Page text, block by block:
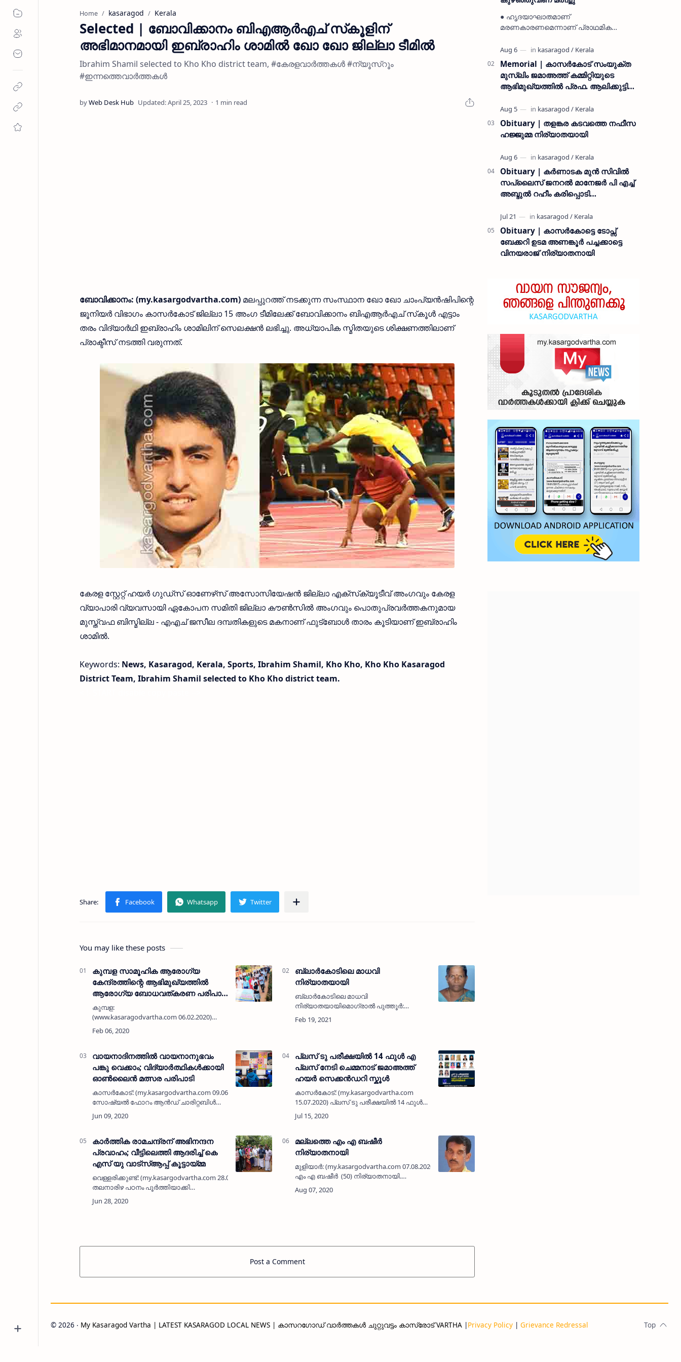
Home kasaragod Kerala
Selected | ബോവിക്കാനം ബിഎആര്‍എച് സ്‌കൂളിന്
അഭിമാനമായി ഇബ്രാഹിം ശാമില്‍ ഖോ ഖോ ജില്ലാ ടീമില്‍
Ibrahim Shamil selected to Kho Kho district team, #കേരളവാർത്തകൾ #ന്യൂസ്റൂം
#ഇന്നത്തെവാർത്തകൾ
1 min read
ബോവിക്കാനം: (my.kasargodvartha.com) മലപ്പുറത്ത് നടക്കുന്ന സംസ്ഥാന ഖോ ഖോ ചാംപ്യന്‍ഷിപിന്റെ
ജൂനിയര്‍ വിഭാഗം കാസര്‍കോട് ജില്ലാ 15 അംഗ ടീമിലേക്ക് ബോവിക്കാനം ബിഎആര്‍എച് സ്‌കൂള്‍ എട്ടാം
തരം വിദ്യാര്‍ഥി ഇബ്രാഹിം ശാമിലിന് സെലക്ഷന്‍ ലഭിച്ചു. അധ്യാപിക സ്മിതയുടെ ശിക്ഷണത്തിലാണ്
പ്രാക്ടീസ് നടത്തി വരുന്നത്.
കേരള സ്റ്റേറ്റ് ഹയര്‍ ഗുഡ്‌സ് ഓണേഴ്‌സ് അസോസിയേഷന്‍ ജില്ലാ എക്‌സ്‌ക്യൂടീവ് അംഗവും കേരള
വ്യാപാരി വ്യവസായി ഏകോപന സമിതി ജില്ലാ കൗണ്‍സില്‍ അംഗവും പൊതുപ്രവര്‍ത്തകനുമായ
മുസ്ത്വഫ ബിസ്മില്ല - എഎച് ജസീല ദമ്പതികളുടെ മകനാണ് ഫുട്‌ബോള്‍ താരം കൂടിയാണ് ഇബ്രാഹിം
ശാമില്‍.
Keywords: News, Kasaragod, Kerala, Sports, Ibrahim Shamil, Kho Kho, Kho Kho Kasaragod
District Team, Ibrahim Shamil selected to Kho Kho district team.
You may like these posts
കുമ്പള സാമൂഹിക ആരോഗ്യ
കേന്ദ്രത്തിന്റെ ആഭിമുഖ്യത്തില്‍
ആരോഗ്യ ബോധവത്കരണ പരിപാടി
സംഘടിപ്പിച്ചു
കുമ്പള:
(www.kasaragodvartha.com 06.02.2020)
കുമ്പള സാമൂഹിക ആരോഗ്യ
കേന്ദ്രത്തിന്റെ ആഭിമുഖ്യത്തില്‍ ജീവിത
പരിപാടിയോടനുബന്ധിച്ചു ആരോഗ്യ
സെമിനാറും, ബോധവത്കരണ …
ബ്ലാര്‍കോടിലെ മാധവി
നിര്യാതയായി
ബ്ലാര്‍കോടിലെ മാധവി
നിര്യാതയായിമൊഗ്രാല്‍ പുത്തൂര്‍:
(www.kasargodvartha.com 19.02.2021)
എരിയാല്‍ ബ്ലാര്‍കോടിലെ സുന്ദരന്റെ
വായനാദിനത്തില്‍ വായനാനുഭവം
പങ്കു വെക്കാം; വിദ്യാര്‍ത്ഥികള്‍ക്കായി
ഓണ്‍ലൈന്‍ മത്സര പരിപാടി
കാസര്‍കോട്: (my.kasargodvartha.com 09.06.2020) കാന്‍ഫെഡ്
സോഷ്യല്‍ ഫോറം ആന്‍ഡ് ചാരിറ്റബിള്‍
ട്രസ്റ്റിന്റെ ആഭിമുഖ്യത്തില്‍ വായനാ
ദിനത്തോടനുബന്ധിച്ച് വിദ്യാര്‍ത്ഥികള്…
പ്ലസ് ടു പരീക്ഷയിൽ 14 ഫുൾ എ
പ്ലസ് നേടി ചെമ്മനാട് ജമാഅത്ത്
ഹയർ സെക്കൻഡറി സ്കൂൾ
കാസർകോട്: (my.kasargodvartha.com
15.07.2020) പ്ലസ് ടു പരീക്ഷയിൽ 14 ഫുൾ
എ പ്ലസ് നേടി ചെമ്മനാട് ജമാഅത്ത് ഹയർ
സെക്കൻഡറി സ്കൂൾ. സയൻസിൽ 11 ഫുൾ
കാര്‍ത്തിക രാമചന്ദ്രന് അഭിനന്ദന
പ്രവാഹം; വീട്ടിലെത്തി ആദരിച്ച് കെ
എസ് യു വാട്‌സ്ആപ്പ് കൂട്ടായ്മ്മ
വെള്ളരിക്കുണ്ട്: (my.kasargodvartha.com 28.06.2020) നിയമത്തിന്റെ
തലനാരിഴ പഠനം പൂര്‍ത്തിയാക്കി
അഭിഭാഷകയായി മാറിയ പറമ്പയിലെ
പരേതനായ അടുക്കം രാമചന്ദ്രന്റെ മകള്‍
മല്ലത്തെ എം എ ബഷീർ
നിര്യാതനായി
മുളിയാർ: (my.kasargodvartha.com 07.08.2020) മല്ലത്തെ
എം എ ബഷീർ (50) നിര്യാതനായി.
ന്യൂമോണിയ ബാധിച്ച് പരിയാരം മെഡിക്കൽ
കോളേജിൽ ചികിത്സയിലായിരുന്നു.
Post a Comment
● ഹൃദയാഘാതമാണ്
മരണകാരണമെന്നാണ് പ്രാഥമിക
കമ്യൂണിസ്റ്റ് പ്രവർത്തകരായ
രാമൻ്റെയും ചിരുതേയിയുടെയും
മകളാണ് ● വിവരമറിഞ്ഞ് ജനപ്ര…
Memorial | കാസർകോട് സംയുക്ത
മുസ്ലിം ജമാഅത്ത് കമ്മിറ്റിയുടെ
ആഭിമുഖ്യത്തിൽ പ്രഫ. ആലിക്കുട്ടി
Obituary | തളങ്കര കടവത്തെ നഫീസ
ഹജ്ജുമ്മ നിര്യാതയായി
Obituary | കർണാടക മുൻ സിവില്‍
സപ്ലൈസ് ജനറൽ മാനേജർ പി എച്ച്
അബ്ദുൽ റഹീം കരിപ്പൊടി
Obituary | കാസർകോട്ടെ ടോപ്സ്
ബേക്കറി ഉടമ അണങ്കൂർ പച്ചക്കാട്ടെ
വിനയരാജ് നിര്യാതനായി
© 2026 ‧ My Kasaragod Vartha | LATEST KASARAGOD LOCAL NEWS | കാസറഗോഡ് വാർത്തകൾ ചുറ്റുവട്ടം കാസ്രോട് VARTHA |Privacy Policy | Grievance Redressal